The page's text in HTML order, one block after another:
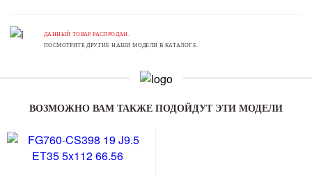
ДАННЫЙ ТОВАР РАСПРОДАН.
ПОСМОТРИТЕ ДРУГИЕ НАШИ МОДЕЛИ В КАТАЛОГЕ.
ВОЗМОЖНО ВАМ ТАКЖЕ ПОДОЙДУТ ЭТИ МОДЕЛИ